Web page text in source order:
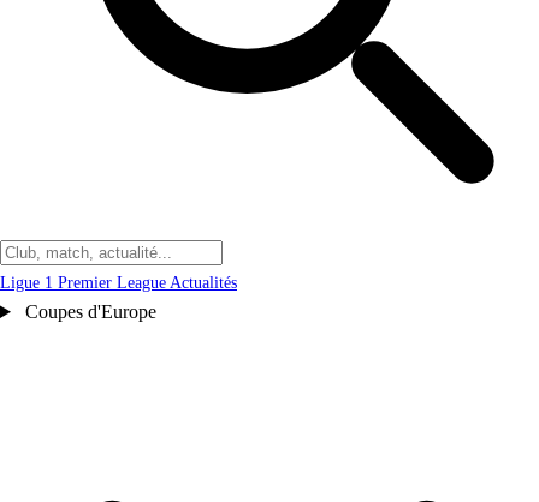
Ligue 1 Premier League Actualités
Coupes d'Europe